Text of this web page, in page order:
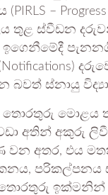
– Progress
තුළ ස්වීඩන
බවත් ස්නායු
මොළය තුළ
අතින් අකුරු
වන අතර, එය
පරිකල්පනය
ඉක්මනින්